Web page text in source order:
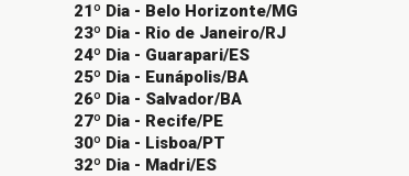
21º Dia - Belo Horizonte/MG
23º Dia - Rio de Janeiro/RJ
24º Dia - Guarapari/ES
25º Dia - Eunápolis/BA
26º Dia - Salvador/BA
27º Dia - Recife/PE
30º Dia - Lisboa/PT
32º Dia - Madri/ES